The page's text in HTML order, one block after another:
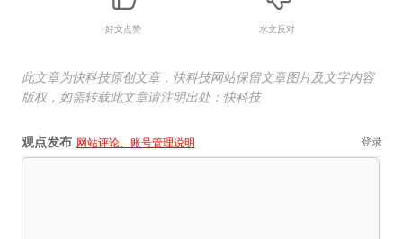
好文点赞 水文反对
此文章为快科技原创文章，快科技网站保留文章图片及文字内容
版权，如需转载此文章请注明出处：快科技
观点发布 网站评论、账号管理说明 登录